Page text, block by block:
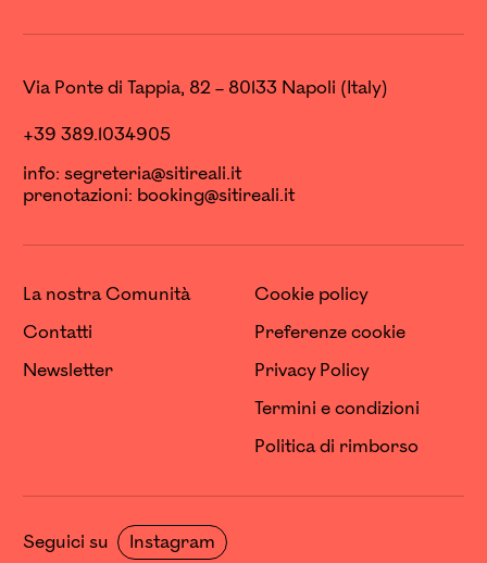
Via Ponte di Tappia, 82 – 80133 Napoli (Italy)
+39 389.1034905
info: segreteria@sitireali.it
prenotazioni: booking@sitireali.it
La nostra Comunità
Contatti
Newsletter
Cookie policy
Preferenze cookie
Privacy Policy
Termini e condizioni
Politica di rimborso
Seguici su Instagram